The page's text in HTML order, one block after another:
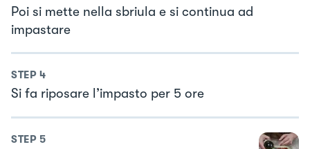
Poi si mette nella sbriula e si continua ad
impastare
STEP 4
Si fa riposare l’impasto per 5 ore
STEP 5